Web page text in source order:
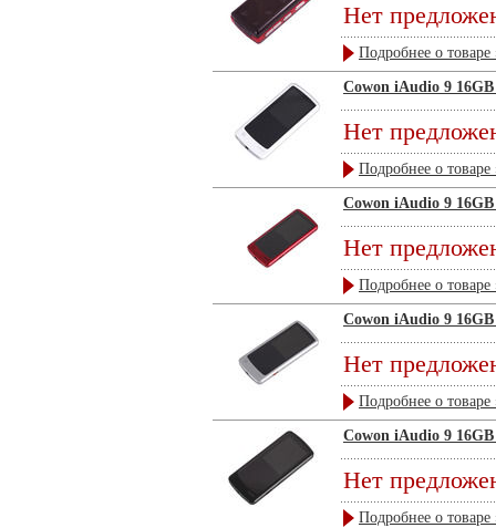
Нет
Подробнее о товаре
Cowon iAudio 9
Нет
Подробнее о товаре
Cowon iAudio 9
Нет
Подробнее о товаре
Cowon iAudio 9
Нет
Подробнее о товаре
Cowon iAudio 9
Нет
Подробнее о товаре